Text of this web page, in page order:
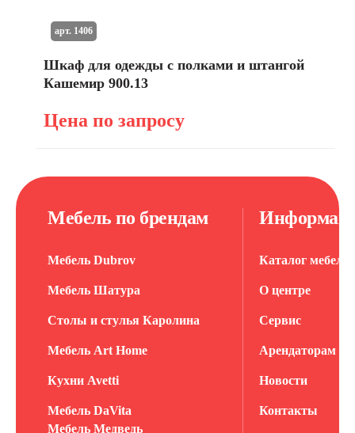
Шкаф для одежды с полками и штангой
Кашемир 900.13
Цена по запросу
арт. 1406
Мебель по брендам
Мебель Dubrov
Мебель Шатура
Столы и стулья Каролина
Мебель Art Home
Кухни Avetti
Мебель DaVita
Мебель Медведь
Каталог мебели
О центре
Сервис
Арендаторам
Новости
Контакты